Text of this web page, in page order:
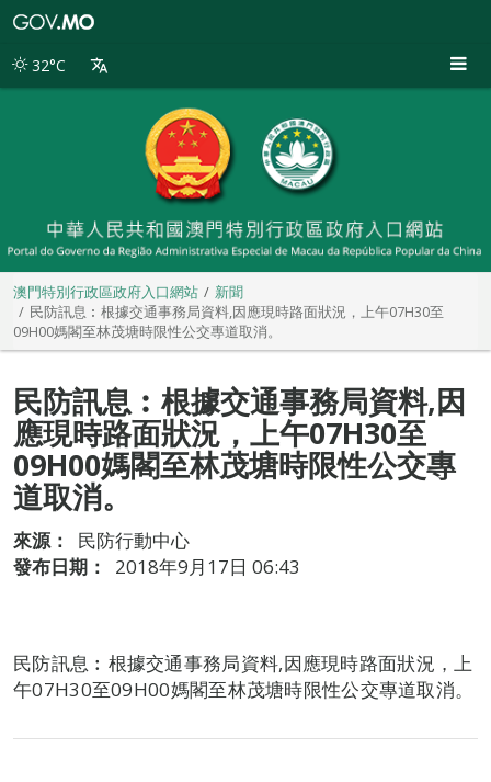
別
32°C
澳門特別行政區政府入口網站
新聞
民防訊息︰根據交通事務局資料,因應現時路面狀況，上午07H30至
09H00媽閣至林茂塘時限性公交專道取消。
民防訊息︰根據交通事務局資料,因
應現時路面狀況，上午07H30至
09H00媽閣至林茂塘時限性公交專
道取消。
來源：
民防行動中心
發布日期：
2018年9月17日 06:43
民防訊息︰根據交通事務局資料,因應現時路面狀況，上
午07H30至09H00媽閣至林茂塘時限性公交專道取消。